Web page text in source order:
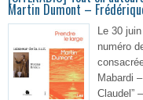
Martin Dumont –
Le 30
numéro
Mabardi
Claudel”